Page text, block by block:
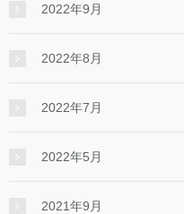
2022年9月
2022年8月
2022年7月
2022年5月
2021年9月